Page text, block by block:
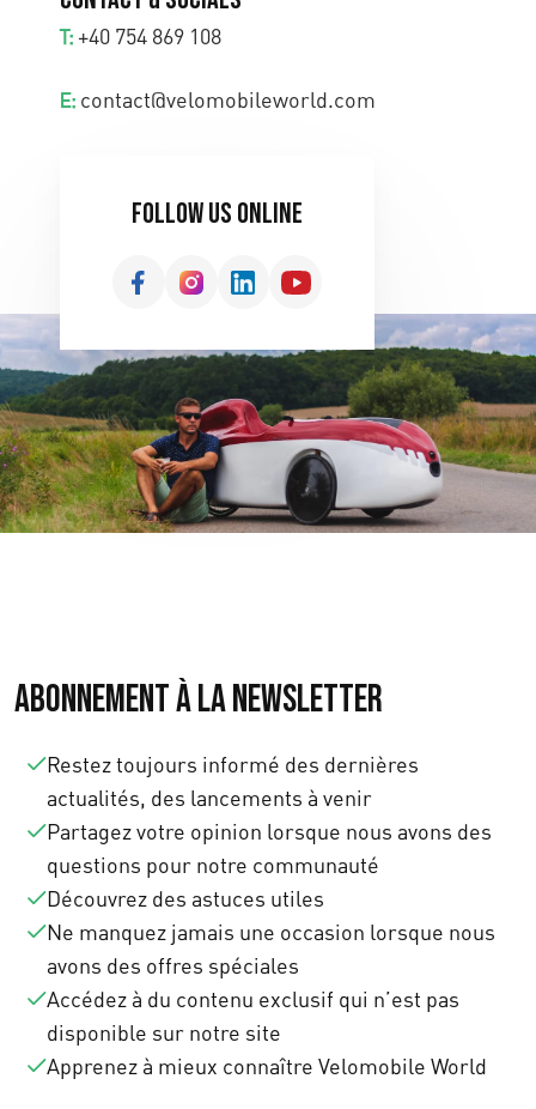
T: +40 754 869 108
E: contact@velomobileworld.com
follow us online
Abonnement à la newsletter
Restez toujours informé des dernières
actualités, des lancements à venir
Partagez votre opinion lorsque nous avons des
questions pour notre communauté
Découvrez des astuces utiles
Ne manquez jamais une occasion lorsque nous
avons des offres spéciales
Accédez à du contenu exclusif qui n’est pas
disponible sur notre site
Apprenez à mieux connaître Velomobile World